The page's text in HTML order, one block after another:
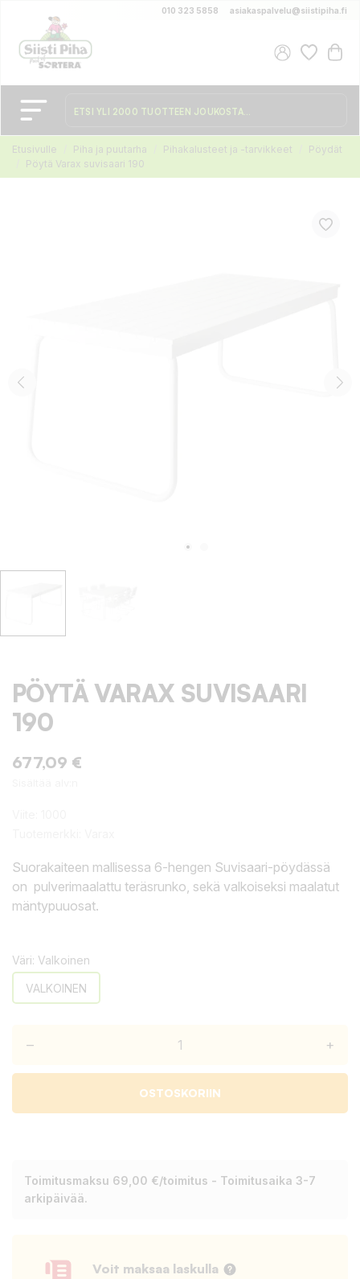
010 323 5858 asiakaspalvelu@siistipiha.fi
Etusivulle Piha ja puutarha Pihakalusteet ja -tarvikkeet
Pöydät
Pöytä Varax suvisaari 190
PÖYTÄ VARAX SUVISAARI
190
677,09 €
Suorakaiteen mallisessa 6-hengen Suvisaari-pöydässä
on pulverimaalattu teräsrunko, sekä valkoiseksi maalatut
mäntypuuosat.
Väri: Valkoinen
VALKOINEN
– +
OSTOSKORIIN
Toimitusmaksu 69,00 €/toimitus - Toimitusaika 3-7
arkipäivää.
Voit maksaa laskulla